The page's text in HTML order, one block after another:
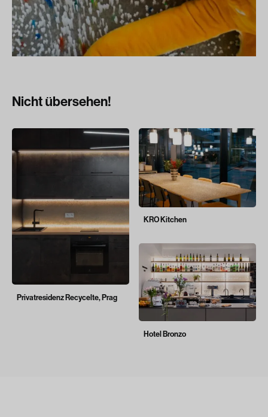
Nicht übersehen!
Privatresidenz Recycelte, Prag
KRO Kitchen
Hotel Bronzo